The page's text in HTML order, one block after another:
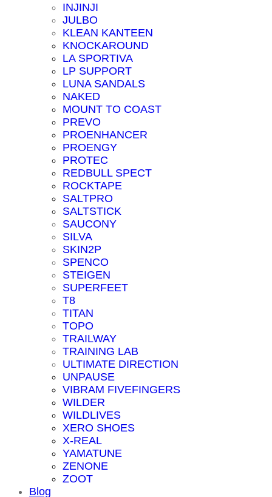
INJINJI
JULBO
KLEAN KANTEEN
KNOCKAROUND
LA SPORTIVA
LP SUPPORT
LUNA SANDALS
NAKED
MOUNT TO COAST
PREVO
PROENHANCER
PROENGY
PROTEC
REDBULL SPECT
ROCKTAPE
SALTPRO
SALTSTICK
SAUCONY
SILVA
SKIN2P
SPENCO
STEIGEN
SUPERFEET
T8
TITAN
TOPO
TRAILWAY
TRAINING LAB
ULTIMATE DIRECTION
UNPAUSE
VIBRAM FIVEFINGERS
WILDER
WILDLIVES
XERO SHOES
X-REAL
YAMATUNE
ZENONE
ZOOT
Blog